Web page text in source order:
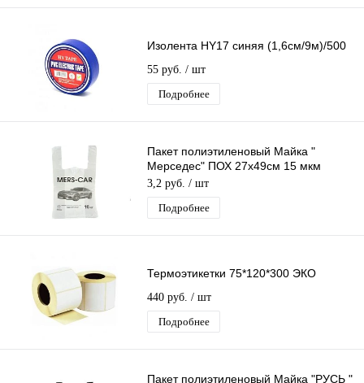
Изолента HY17 синяя (1,6см/9м)/500
55 руб. / шт
Подробнее
Пакет полиэтиленовый Майка "
Мерседес" ПОХ 27х49см 15 мкм
(10гр) /100шт/1000 шт*меш
3,2 руб. / шт
Подробнее
Термоэтикетки 75*120*300 ЭКО
440 руб. / шт
Подробнее
Пакет полиэтиленовый Майка "РУСЬ "